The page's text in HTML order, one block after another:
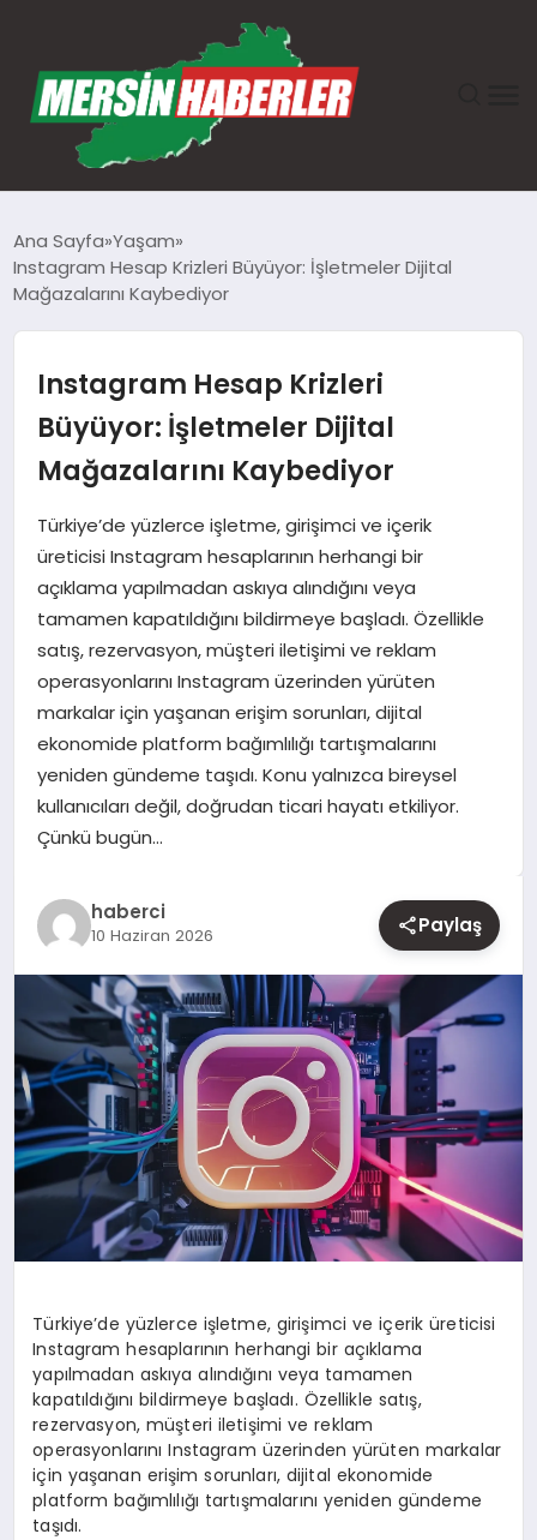
GÜNDEM
TEKNOLOJI
SPOR
YAŞAM
EĞITIM
Ana Sayfa Yaşam
Instagram Hesap Krizleri Büyüyor: İşletmeler Dijital
Mağazalarını Kaybediyor
Instagram Hesap Krizleri
Büyüyor: İşletmeler Dijital
Mağazalarını Kaybediyor
Türkiye’de yüzlerce işletme, girişimci ve içerik
üreticisi Instagram hesaplarının herhangi bir
açıklama yapılmadan askıya alındığını veya
tamamen kapatıldığını bildirmeye başladı. Özellikle
satış, rezervasyon, müşteri iletişimi ve reklam
operasyonlarını Instagram üzerinden yürüten
markalar için yaşanan erişim sorunları, dijital
ekonomide platform bağımlılığı tartışmalarını
yeniden gündeme taşıdı. Konu yalnızca bireysel
kullanıcıları değil, doğrudan ticari hayatı etkiliyor.
Çünkü bugün…
haberci
10 Haziran 2026 Paylaş
Türkiye’de yüzlerce işletme, girişimci ve içerik üreticisi
Instagram hesaplarının herhangi bir açıklama
yapılmadan askıya alındığını veya tamamen
kapatıldığını bildirmeye başladı. Özellikle satış,
rezervasyon, müşteri iletişimi ve reklam
operasyonlarını Instagram üzerinden yürüten markalar
için yaşanan erişim sorunları, dijital ekonomide
platform bağımlılığı tartışmalarını yeniden gündeme
taşıdı.